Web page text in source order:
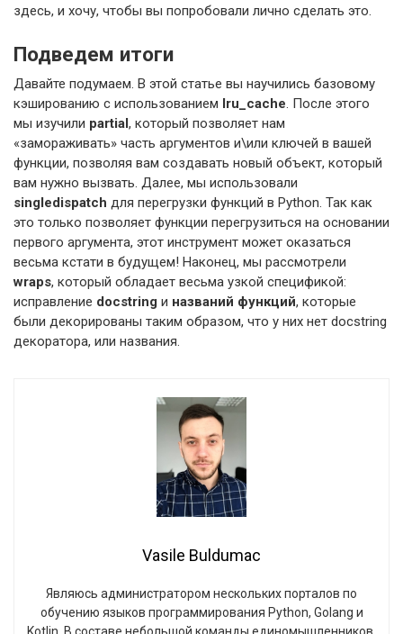
здесь, и хочу, чтобы вы попробовали лично сделать это.
Подведем итоги
Давайте подумаем. В этой статье вы научились базовому
кэшированию с использованием lru_cache. После этого
мы изучили partial, который позволяет нам
«замораживать» часть аргументов и\или ключей в вашей
функции, позволяя вам создавать новый объект, который
вам нужно вызвать. Далее, мы использовали
singledispatch для перегрузки функций в Python. Так как
это только позволяет функции перегрузиться на основании
первого аргумента, этот инструмент может оказаться
весьма кстати в будущем! Наконец, мы рассмотрели
wraps, который обладает весьма узкой спецификой:
исправление docstring и названий функций, которые
были декорированы таким образом, что у них нет docstring
декоратора, или названия.
Vasile Buldumac
Являюсь администратором нескольких порталов по
обучению языков программирования Python, Golang и